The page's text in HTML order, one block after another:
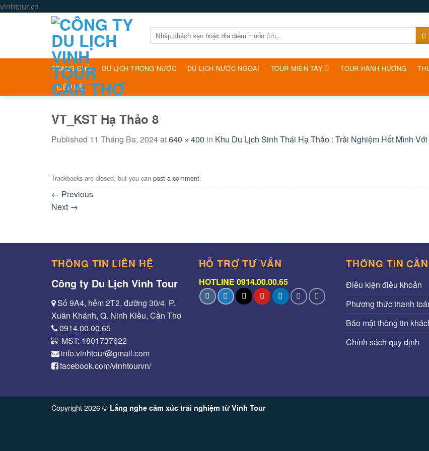
vinhtour.vn
content
Tìm
kiếm:
TRANG CHỦ DU LỊCH TRONG NƯỚC DU LỊCH NƯỚC NGOÀI TOUR MIỀN TÂY TOUR HÀNH HƯƠNG
LIÊN HỆ
VT_KST Hạ Thảo 8
Published 11 Tháng Ba, 2024at640 × 400 in Khu Du Lịch Sinh Thái Hạ Thảo : Trải Nghiệm Hết Mình
Trackbacks are closed, but you can post a comment.
← Previous
Next →
THÔNG TIN LIÊN HỆ
Công ty Du Lịch Vinh Tour
Số 9A4, hẻm 2T2, đường 30/4, P.
Xuân Khánh, Q. Ninh Kiều, Cần Thơ
0914.00.00.65
MST: 1801737622
info.vinhtour@gmail.com
facebook.com/vinhtourvn/
HỖ TRỢ TƯ VẤN
HOTLINE 0914.00.00.65
THÔNG TIN
Điều kiện điều khoản
Phương thức thanh
Bảo mật thông tin
Chính sách quy định
Copyright 2026 © Lắng nghe cảm xúc trải nghiệm từ Vinh Tour